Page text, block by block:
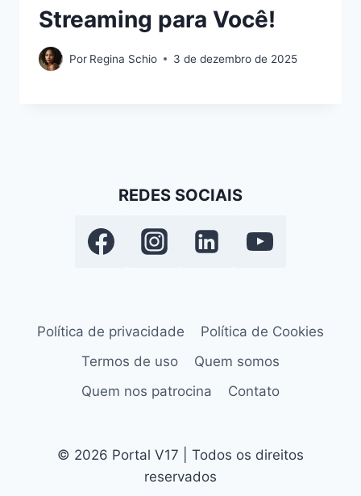
Streaming para Você!
Por Regina Schio 3 de dezembro de 2025
REDES SOCIAIS
Política de privacidade
Política de Cookies
Termos de uso
Quem somos
Quem nos patrocina
Contato
© 2026 Portal V17 | Todos os direitos
reservados